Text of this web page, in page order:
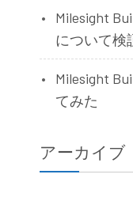
Milesight
について検
Milesight
てみた
アーカイブ